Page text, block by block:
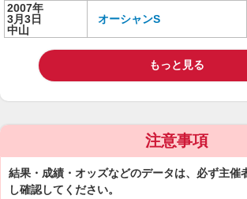
2007年
3月3日
中山
オーシャンS
もっと見る
注意事項
結果・成績・オッズなどのデータは、必ず主催
し確認してください。